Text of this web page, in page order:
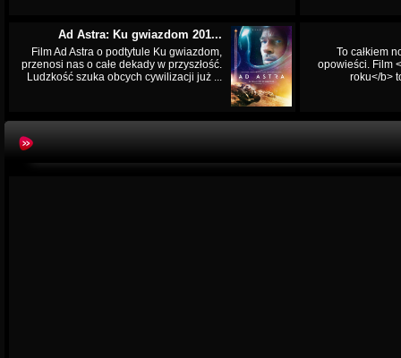
Ad Astra: Ku gwiazdom 201...
Film Ad Astra o podtytule Ku gwiazdom,
przenosi nas o całe dekady w przyszłość.
Ludzkość szuka obcych cywilizacji już ...
To całkiem
opowieści. Film
roku</b>